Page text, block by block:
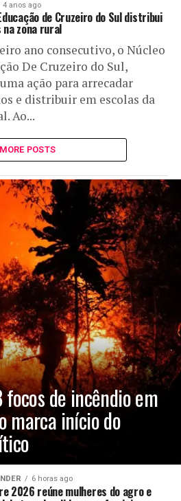
4 anos ago
de Cruzeiro do Sul distribui
na zona rural
ano consecutivo, o Núcleo
De Cruzeiro do Sul,
ação para arrecadar
e distribuir em escolas da
Ao...
MORE POSTS
de incêndio em
marca início do
6 horas ago
2026 reúne mulheres do agro e